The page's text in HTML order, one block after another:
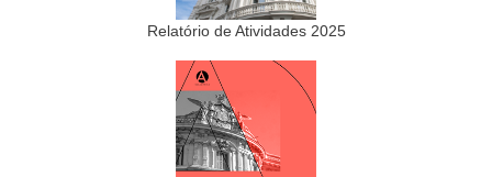
Relatório de Atividades 2025